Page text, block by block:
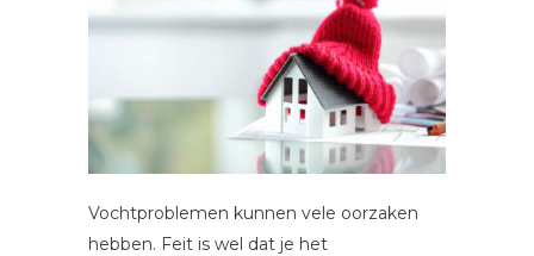
Vochtproblemen kunnen vele oorzaken
hebben. Feit is wel dat je het